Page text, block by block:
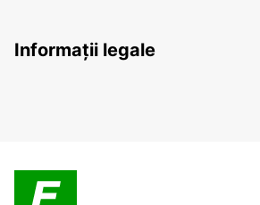
Informații legale